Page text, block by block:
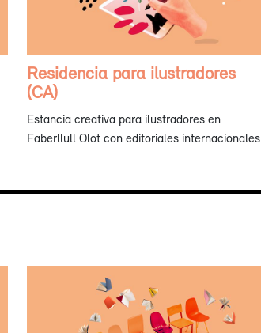
Residencia para ilustradores
(CA)
Estancia creativa para ilustradores en
Faberllull Olot con editoriales internacionales.